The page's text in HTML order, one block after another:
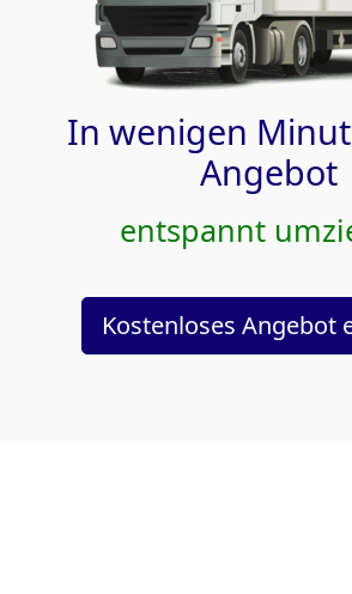
In wenigen
Angebot
entspannt
Kostenloses Angebot